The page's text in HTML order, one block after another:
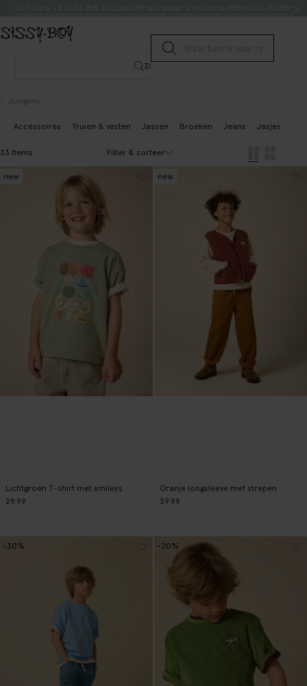
Submit search
Zoeken
Jongens
Accessoires Truien & vesten Jassen Broeken Jeans Jasjes &
33 Items Filter & sorteer
Lichtgroen T-shirt met smileys
29.99
new
Oranje longsleeve met strepen
39.99
new
-30% -20%